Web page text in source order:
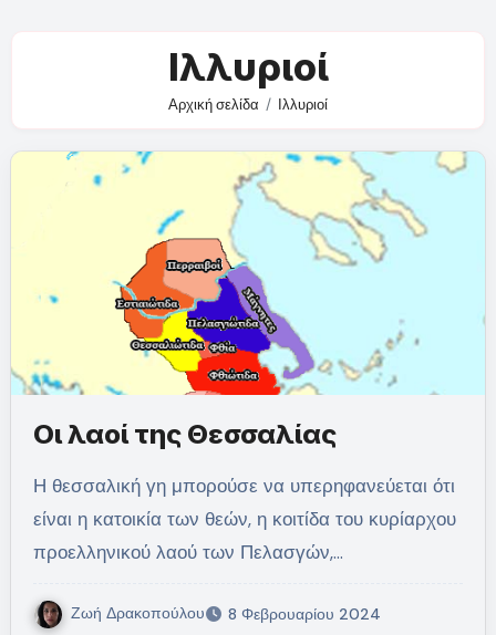
Ιλλυριοί
Αρχική σελίδα Ιλλυριοί
Οι λαοί της Θεσσαλίας
Η θεσσαλική γη μπορούσε να υπερηφανεύεται ότι
είναι η κατοικία των θεών, η κοιτίδα του κυρίαρχου
προελληνικού λαού των Πελασγών,…
Ζωή Δρακοπούλου 8 Φεβρουαρίου 2024